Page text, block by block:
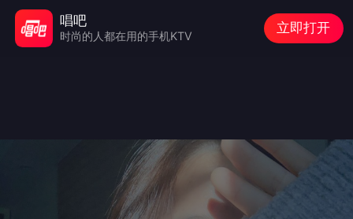
唱吧
时尚的人都在用的手机KTV
立即打开